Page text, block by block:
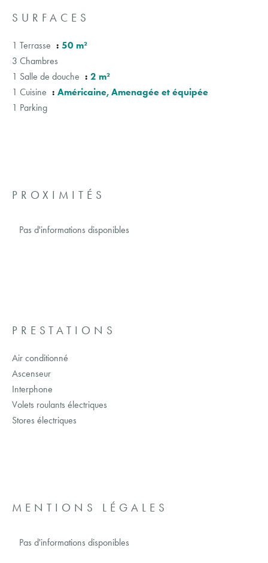
SURFACES
1 Terrasse
50 m²
3 Chambres
1 Salle de douche
2 m²
1 Cuisine
Américaine, Amenagée et équipée
1 Parking
PROXIMITÉS
Pas d'informations disponibles
PRESTATIONS
Air conditionné
Ascenseur
Interphone
Volets roulants électriques
Stores électriques
MENTIONS LÉGALES
Pas d'informations disponibles